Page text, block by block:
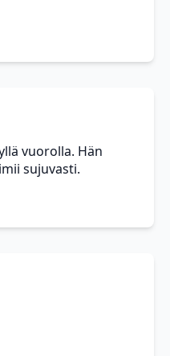
vuorolla. Hän
sujuvasti.